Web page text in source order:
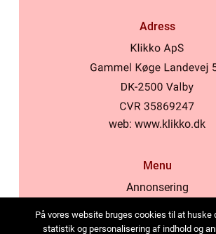
Adress
web: www.klikko.dk
Menu
Annonsering
Cookies
På vores website bruges cookies til at huske
statistik og personalisering af indhold og